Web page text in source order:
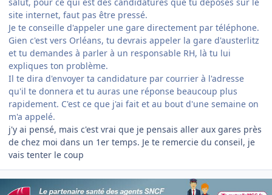
salut, pour ce qui est des candidatures que tu déposes sur le
site internet, faut pas être pressé.
Je te conseille d'appeler une gare directement par téléphone.
Gien c'est vers Orléans, tu devrais appeler la gare d'austerlitz
et tu demandes à parler à un responsable RH, là tu lui
expliques ton problème.
Il te dira d'envoyer ta candidature par courrier à l'adresse
qu'il te donnera et tu auras une réponse beaucoup plus
rapidement. C'est ce que j'ai fait et au bout d'une semaine on
m'a appelé.
j'y ai pensé, mais c'est vrai que je pensais aller aux gares près
de chez moi dans un 1er temps. Je te remercie du conseil, je
vais tenter le coup